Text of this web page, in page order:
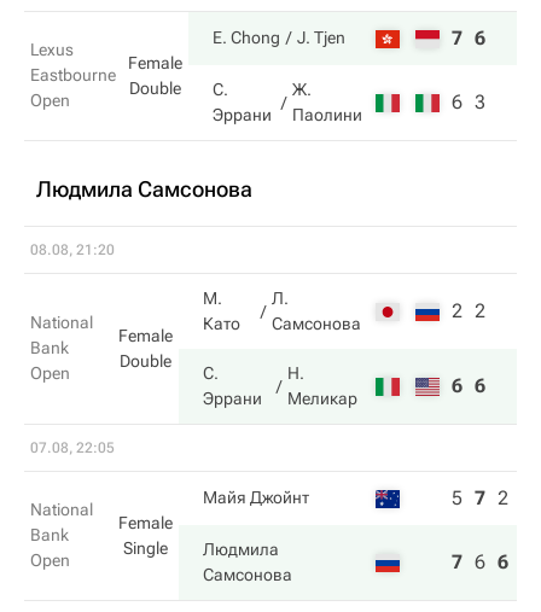
Lexus
Eastbourne
Open
Female
Double
E. Chong J. Tjen 7 6
С.
Эррани
Ж.
Паолини
6 3
Людмила Самсонова
08.08, 21:20
National
Bank
Open
Female
Double
М.
Като
Л.
Самсонова
2 2
С.
Эррани
Н.
Меликар
6 6
07.08, 22:05
National
Bank
Open
Female
Single
Майя Джойнт 5 7 2
Людмила
Самсонова
7 6 6